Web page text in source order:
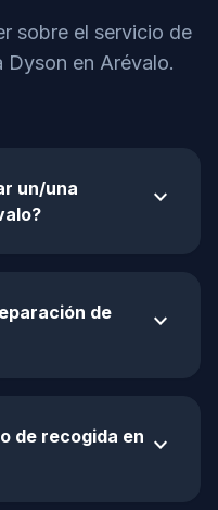
sobre el servicio de
Dyson en Arévalo.
un/una
expand_more
de
expand_more
de recogida en expand_more